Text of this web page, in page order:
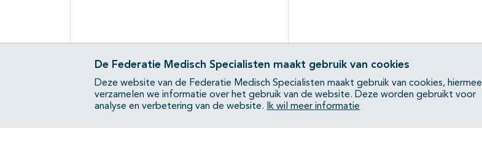
De Federatie Medisch Specialisten maakt gebruik van cookies
Deze website van de Federatie Medisch Specialisten maakt gebruik van cookies, hiermee
verzamelen we informatie over het gebruik van de website. Deze worden gebruikt voor
analyse en verbetering van de website.
Ik wil meer informatie